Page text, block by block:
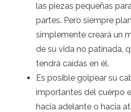
las piezas pequeñas
partes. Pero siempre
simplemente creará un
de su vida no patinada,
tendrá caídas en él.
Es posible golpear su
importantes del cuerpo
hacia adelante o hacia